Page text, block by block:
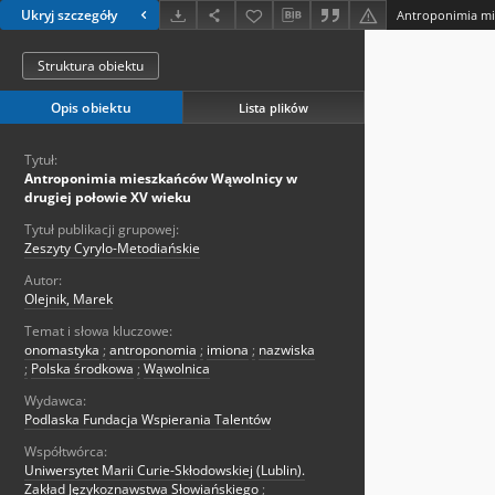
Ukryj szczegóły
Struktura obiektu
Opis obiektu Lista plików
Tytuł:
Antroponimia mieszkańców Wąwolnicy w
drugiej połowie XV wieku
Tytuł publikacji grupowej:
Zeszyty Cyrylo-Metodiańskie
Autor:
Olejnik, Marek
Temat i słowa kluczowe:
onomastyka ; antroponomia ; imiona ; nazwiska
; Polska środkowa ; Wąwolnica
Wydawca:
Podlaska Fundacja Wspierania Talentów
Współtwórca:
Uniwersytet Marii Curie-Skłodowskiej (Lublin).
Zakład Językoznawstwa Słowiańskiego ;